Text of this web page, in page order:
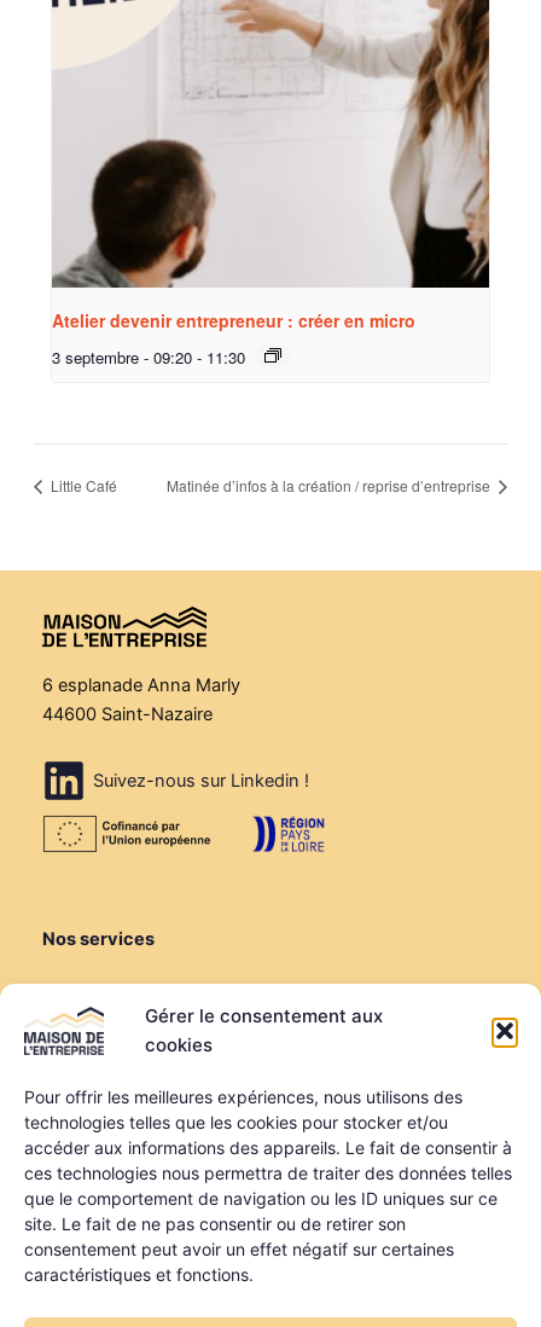
Gérer le consentement aux
cookies
Pour offrir les meilleures expériences, nous utilisons des
technologies telles que les cookies pour stocker et/ou
accéder aux informations des appareils. Le fait de consentir à
ces technologies nous permettra de traiter des données telles
que le comportement de navigation ou les ID uniques sur ce
site. Le fait de ne pas consentir ou de retirer son
consentement peut avoir un effet négatif sur certaines
caractéristiques et fonctions.
Atelier devenir entrepreneur : créer en micro
3 septembre - 09:20 - 11:30
Little Café Matinée d’infos à la création / reprise d’entreprise
6 esplanade Anna Marly
44600 Saint-Nazaire
Suivez-nous sur Linkedin !
Nos services
Louer une salle de réunion
Louer un bureau
Domiciliation
Informations
Mentions légales
Politique de confidentialité
Qui sommes-nous ?
Nos partenaires